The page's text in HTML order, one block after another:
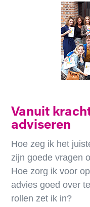
Vanuit
adviseren
Hoe zeg ik het
zijn goede vragen
Hoe zorg ik voor
advies goed over
rollen zet ik in?